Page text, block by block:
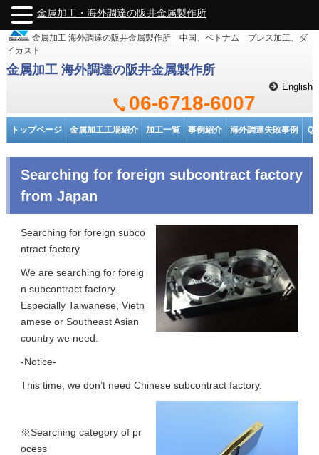
金属加工 海外調達の阪井金属製作所 中国、ベトナム プレス加工、ダ
イカスト
金属加工 海外調達の阪井金属製作所
English
06-6718-6007
トップページ 金属加工工場紹介 加工一覧 事例紹介 海外調達失敗事例 Ｑ
Searching for foreign subcontract factory
from Japan
Searching for foreign subco
ntract factory
We are searching for foreig
n subcontract factory.
Especially Taiwanese, Vietn
amese or Southeast Asian
country we need.
-Notice-
This time, we don’t need Chinese subcontract factory.
※Searching category of pr
ocess
金属加工・海外調達の阪井金属製作所